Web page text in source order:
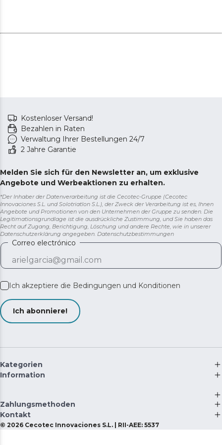
Kostenloser Versand!
Bezahlen in Raten
Verwaltung Ihrer Bestellungen 24/7
2 Jahre Garantie
Melden Sie sich für den Newsletter an, um exklusive
Angebote und Werbeaktionen zu erhalten.
*Der Inhaber der Datenverarbeitung ist die Cecotec-Gruppe (Cecotec
Innovaciones S.L. und Solotriatlon S.L.), der Zweck der Verarbeitung ist es, Ihnen
Angebote und Promotionen von den Unternehmen der Gruppe zu senden. Die
Legitimationsgrundlage ist die ausdrückliche Zustimmung, und Sie haben das
Recht auf Zugang, Berichtigung, Löschung und andere Rechte, wie in unserer
Datenschutzerklärung angegeben. Datenschutzbestimmungen
Correo electrónico
Ich akzeptiere die Bedingungen und Konditionen
Ich abonniere!
Kategorien
Information
Zahlungsmethoden
Kontakt
© 2026 Cecotec Innovaciones S.L. | RII-AEE: 5537